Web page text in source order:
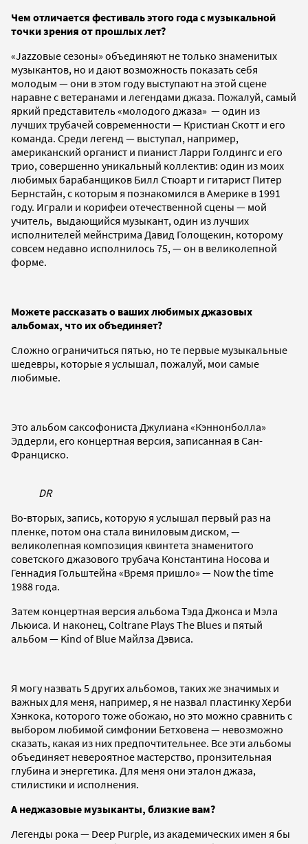
Чем отличается фестиваль этого года с музыкальной
точки зрения от прошлых лет?
«Jazzовые сезоны» объединяют не только знаменитых
музыкантов, но и дают возможность показать себя
молодым — они в этом году выступают на этой сцене
наравне с ветеранами и легендами джаза. Пожалуй, самый
яркий представитель «молодого джаза» — один из
лучших трубачей современности — Кристиан Скотт и его
команда. Среди легенд — выступал, например,
американский органист и пианист Ларри Голдингс и его
трио, совершенно уникальный коллектив: один из моих
любимых барабанщиков Билл Стюарт и гитарист Питер
Бернстайн, с которым я познакомился в Америке в 1991
году. Играли и корифеи отечественной сцены — мой
учитель, выдающийся музыкант, один из лучших
исполнителей мейнстрима Давид Голощекин, которому
совсем недавно исполнилось 75, — он в великолепной
форме.
Можете рассказать о ваших любимых джазовых
альбомах, что их объединяет?
Сложно ограничиться пятью, но те первые музыкальные
шедевры, которые я услышал, пожалуй, мои самые
любимые.
Это альбом саксофониста Джулиана «Кэннонболла»
Эддерли, его концертная версия, записанная в Сан-
Франциско.
DR
Во-вторых, запись, которую я услышал первый раз на
пленке, потом она стала виниловым диском, —
великолепная композиция квинтета знаменитого
советского джазового трубача Константина Носова и
Геннадия Гольштейна «Время пришло» — Now the time
1988 года.
Затем концертная версия альбома Тэда Джонса и Мэла
Льюиса. И наконец, Coltrane Plays The Blues и пятый
альбом — Kind of Blue Майлза Дэвиса.
Я могу назвать 5 других альбомов, таких же значимых и
важных для меня, например, я не назвал пластинку Херби
Хэнкока, которого тоже обожаю, но это можно сравнить с
выбором любимой симфонии Бетховена — невозможно
сказать, какая из них предпочтительнее. Все эти альбомы
объединяет невероятное мастерство, пронзительная
глубина и энергетика. Для меня они эталон джаза,
стилистики и исполнения.
А неджазовые музыканты, близкие вам?
Легенды рока — Deep Purple, из академических имен я бы